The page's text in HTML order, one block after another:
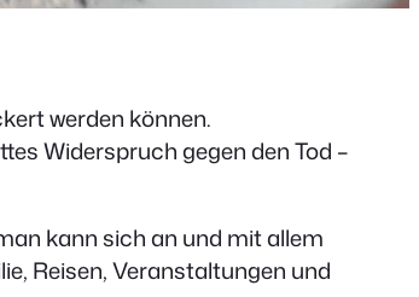
werden können.
Widerspruch gegen den Tod –
kann sich an und mit allem
Reisen, Veranstaltungen und